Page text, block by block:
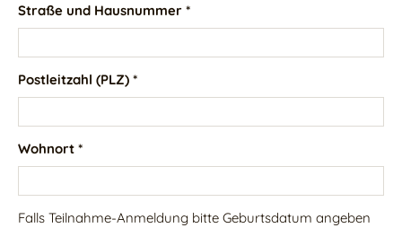
Straße und Hausnummer *
Postleitzahl (PLZ) *
Wohnort *
Falls Teilnahme-Anmeldung bitte Geburtsdatum angeben